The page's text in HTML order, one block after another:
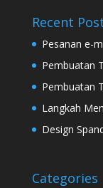
Recent
Pesanan e-
Pembuatan
Pembuatan
Langkah
Design
Categories